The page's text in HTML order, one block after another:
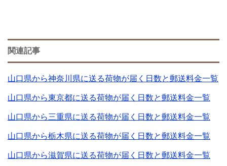
関連記事
山口県から神奈川県に送る荷物が届く日数と郵送料金一覧
山口県から東京都に送る荷物が届く日数と郵送料金一覧
山口県から三重県に送る荷物が届く日数と郵送料金一覧
山口県から栃木県に送る荷物が届く日数と郵送料金一覧
山口県から滋賀県に送る荷物が届く日数と郵送料金一覧